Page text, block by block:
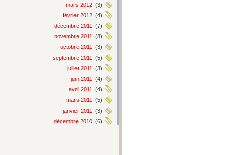
mars 2012 (3)
février 2012 (4)
décembre 2011
(7)
novembre 2011
(8)
octobre 2011
(3)
septembre 2011
(5)
juillet 2011
(3)
juin 2011
(4)
avril 2011
(4)
mars 2011
(5)
janvier 2011
(3)
décembre 2010 (6)